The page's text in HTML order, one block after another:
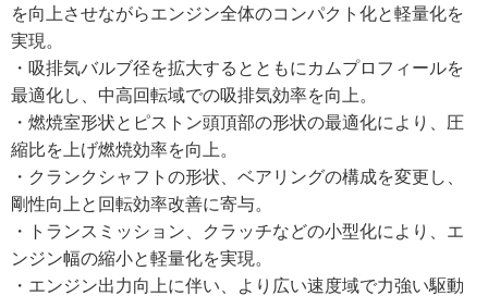
を向上させながらエンジン全体のコンパクト化と軽量化を
実現。
・吸排気バルブ径を拡大するとともにカムプロフィールを
最適化し、中高回転域での吸排気効率を向上。
・燃焼室形状とピストン頭頂部の形状の最適化により、圧
縮比を上げ燃焼効率を向上。
・クランクシャフトの形状、ベアリングの構成を変更し、
剛性向上と回転効率改善に寄与。
・トランスミッション、クラッチなどの小型化により、エ
ンジン幅の縮小と軽量化を実現。
・エンジン出力向上に伴い、より広い速度域で力強い駆動